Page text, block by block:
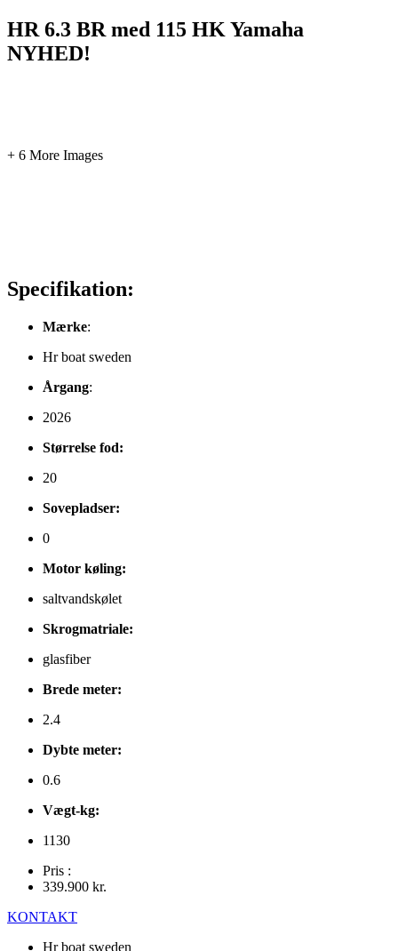
HR 6.3 BR med 115 HK Yamaha
NYHED!
+ 6 More Images
Specifikation:
Mærke:
Hr boat sweden
Årgang:
2026
Størrelse fod:
20
Sovepladser:
0
Motor køling:
saltvandskølet
Skrogmatriale:
glasfiber
Brede meter:
2.4
Dybte meter:
0.6
Vægt-kg:
1130
Pris :
339.900 kr.
KONTAKT
Hr boat sweden